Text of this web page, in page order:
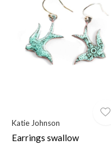
Katie Johnson
Earrings swallow